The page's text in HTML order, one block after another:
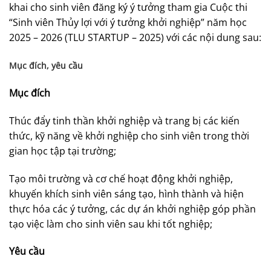
khai cho sinh viên đăng ký ý tưởng tham gia Cuộc thi
“Sinh viên Thủy lợi với ý tưởng khởi nghiệp” năm học
2025 – 2026 (TLU STARTUP – 2025) với các nội dung sau:
Mục đích, yêu cầu
Mục đích
Thúc đẩy tinh thần khởi nghiệp và trang bị các kiến
thức, kỹ năng về khởi nghiệp cho sinh viên trong thời
gian học tập tại trường;
Tạo môi trường và cơ chế hoạt động khởi nghiệp,
khuyến khích sinh viên sáng tạo, hình thành và hiện
thực hóa các ý tưởng, các dự án khởi nghiệp góp phần
tạo việc làm cho sinh viên sau khi tốt nghiệp;
Yêu cầu